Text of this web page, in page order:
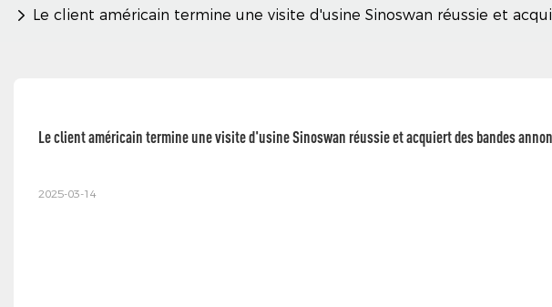
Le client américain termine une visite d'usine Sinoswan réussie et
Le client américain termine une visite d'usine Sinoswan réussie et acquiert des bandes
2025-03-14